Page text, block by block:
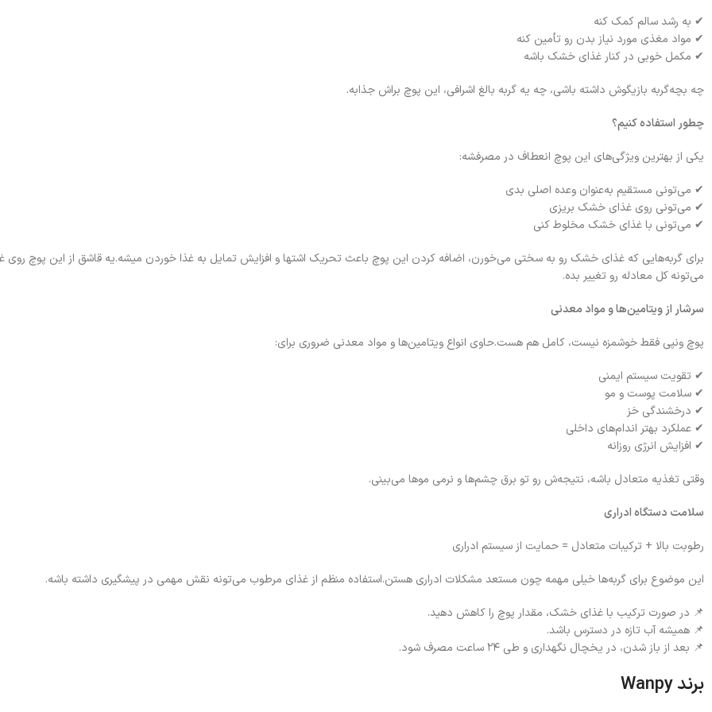
✔ به رشد سالم کمک کنه
✔ مواد مغذی مورد نیاز بدن رو تأمین کنه
✔ مکمل خوبی در کنار غذای خشک باشه
چه بچه‌گربه بازیگوش داشته باشی، چه یه گربه بالغ اشرافی، این پوچ براش جذابه.
چطور استفاده کنیم؟
یکی از بهترین ویژگی‌های این پوچ انعطاف در مصرفشه:
✔ می‌تونی مستقیم به‌عنوان وعده اصلی بدی
✔ می‌تونی روی غذای خشک بریزی
✔ می‌تونی با غذای خشک مخلوط کنی
برای گربه‌هایی که غذای خشک رو به سختی می‌خورن، اضافه کردن این پوچ باعث تحریک اشتها و افزایش تمایل به غذا خوردن میشه.یه قاشق از این پوچ
می‌تونه کل معادله رو تغییر بده.
سرشار از ویتامین‌ها و مواد معدنی
پوچ ونپی فقط خوشمزه نیست، کامل هم هست.حاوی انواع ویتامین‌ها و مواد معدنی ضروری برای:
✔ تقویت سیستم ایمنی
✔ سلامت پوست و مو
✔ درخشندگی خز
✔ عملکرد بهتر اندام‌های داخلی
✔ افزایش انرژی روزانه
وقتی تغذیه متعادل باشه، نتیجه‌ش رو تو برق چشم‌ها و نرمی موها می‌بینی.
سلامت دستگاه ادراری
رطوبت بالا + ترکیبات متعادل = حمایت از سیستم ادراری
این موضوع برای گربه‌ها خیلی مهمه چون مستعد مشکلات ادراری هستن.استفاده منظم از غذای مرطوب می‌تونه نقش مهمی در پیشگیری داشته باشه.
📌 در صورت ترکیب با غذای خشک، مقدار پوچ را کاهش دهید.
📌 همیشه آب تازه در دسترس باشد.
📌 بعد از باز شدن، در یخچال نگهداری و طی ۲۴ ساعت مصرف شود.
برندWanpy